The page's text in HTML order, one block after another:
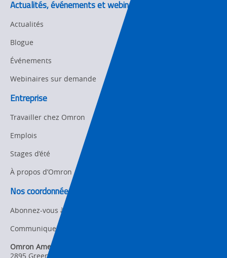
Motion and
Control
Technical
Training
Flexible
Newsletter/Marketing
Product Launches
Strategic Business
Other
Policy
Product Updates
Organizational
Changes
Product
Actualités, événements et webinaires
Actualités
Blogue
Événements
Webinaires sur demande
Entreprise
Travailler chez Omron
Emplois
Stages d’été
À propos d’Omron
Nos coordonnées
Abonnez-vous à nos courriels
Communiquez avec nous
Omron Americas Headquarters
2895 Greenspoint Pkwy., Ste 200